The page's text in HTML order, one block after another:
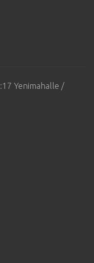
Yenimahalle /